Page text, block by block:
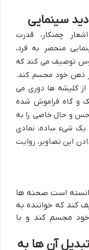
سینمایی
چمنکار، قدرت
منحصر به فرد،
توصیف می کند که
ذهن خود مجسم کند.
از کلیشه ها دوری می
و گاه فراموش شده
حس و حال خاصی را به
یک شیء ساده، نمادی
این تصاویر، روایت
است صحنه ها
کند که خواننده به
مجسم کند و با
آن ها به